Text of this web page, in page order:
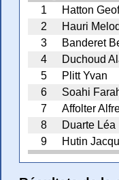
1
Hatton
2
Hauri
3
Banderet
4
Duchoud
5
Plitt Yvan
6
Soahi
7
Affolter
8
Duarte Léa
9
Hutin